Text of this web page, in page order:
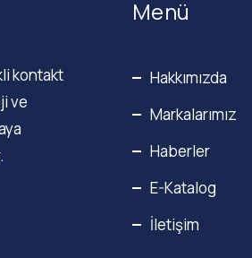
kontakt
ve
Menü
Hakkımızda
Markalarımız
Haberler
E-Katalog
İletişim